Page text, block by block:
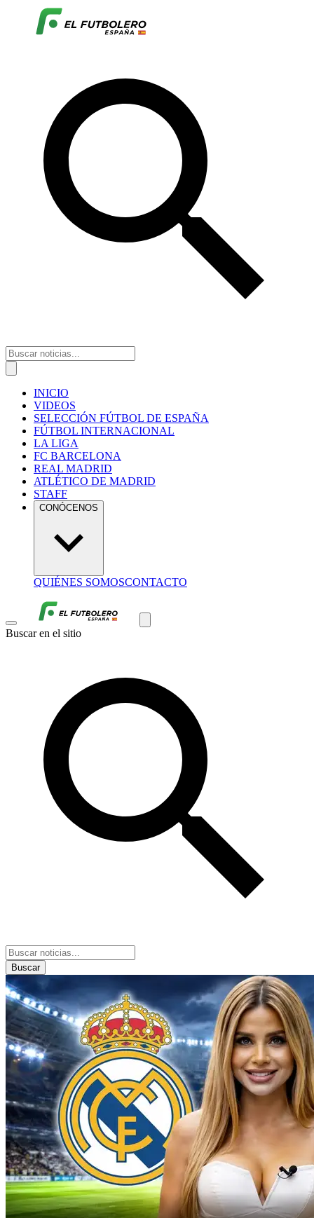
INICIO
VIDEOS
SELECCIÓN FÚTBOL DE ESPAÑA
FÚTBOL INTERNACIONAL
LA LIGA
FC BARCELONA
REAL MADRID
ATLÉTICO DE MADRID
STAFF
CONÓCENOS
QUIÉNES SOMOSCONTACTO
Buscar en el sitio
Buscar